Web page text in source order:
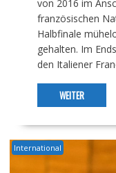
von 2016 im
französischen
Halbfinale
gehalten. Im
den Italiener
WEITER
International